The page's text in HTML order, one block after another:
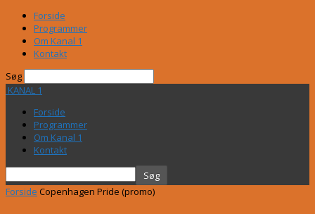
Forside
Programmer
Om Kanal 1
Kontakt
Søg
KANAL 1
Forside
Programmer
Om Kanal 1
Kontakt
Forside Copenhagen Pride (promo)